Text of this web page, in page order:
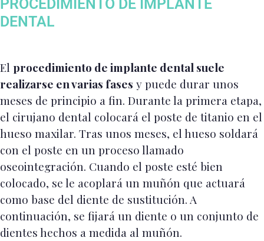
PROCEDIMIENTO DE IMPLANTE
DENTAL
El procedimiento de implante dental suele
realizarse en varias fases y puede durar unos
meses de principio a fin. Durante la primera etapa,
el cirujano dental colocará el poste de titanio en el
hueso maxilar. Tras unos meses, el hueso soldará
con el poste en un proceso llamado
oseointegración. Cuando el poste esté bien
colocado, se le acoplará un muñón que actuará
como base del diente de sustitución. A
continuación, se fijará un diente o un conjunto de
dientes hechos a medida al muñón.